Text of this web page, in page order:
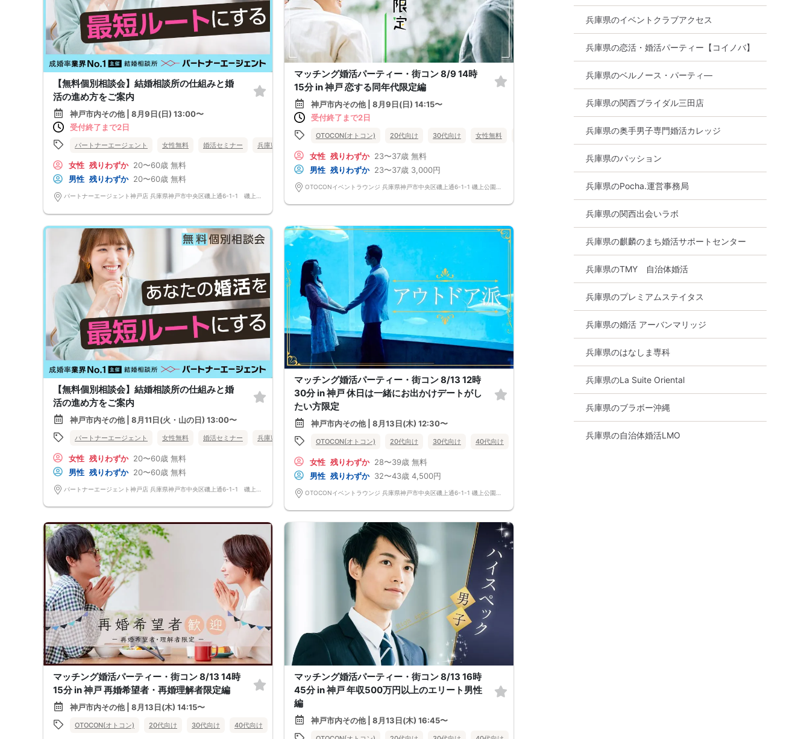
【無料個別相談会】結婚相談所の仕組みと婚
活の進め方をご案内
神戸市内その他 | 8月9日(日) 13:00〜
受付終了まで2日
パートナーエージェント 女性無料 婚活セミナー 兵庫県
女性 残りわずか 20〜60歳 無料
男性 残りわずか 20〜60歳 無料
マッチング婚活パーティー・街コン 8/9 14時
15分 in 神戸 恋する同年代限定編
神戸市内その他 | 8月9日(日) 14:15〜
受付終了まで2日
OTOCON(オトコン) 20代向け 30代向け 女性無料 神戸市内その他
女性 残りわずか 23〜37歳 無料
男性 残りわずか 23〜37歳 3,000円
【無料個別相談会】結婚相談所の仕組みと婚
活の進め方をご案内
神戸市内その他 | 8月11日(火・山の日) 13:00〜
パートナーエージェント 女性無料 婚活セミナー 兵庫県 神戸市内その他
女性 残りわずか 20〜60歳 無料
男性 残りわずか 20〜60歳 無料
マッチング婚活パーティー・街コン 8/13 12時
30分 in 神戸 休日は一緒にお出かけデートがし
たい方限定
神戸市内その他 | 8月13日(木) 12:30〜
OTOCON(オトコン) 20代向け 30代向け 40代向け 神戸市内その他
女性 残りわずか 28〜39歳 無料
男性 残りわずか 32〜43歳 4,500円
マッチング婚活パーティー・街コン 8/13 14時
15分 in 神戸 再婚希望者・再婚理解者限定編
神戸市内その他 | 8月13日(木) 14:15〜
OTOCON(オトコン) 20代向け 30代向け 40代向け 50代向け 女性無料 兵庫県 神戸市内その他
マッチング婚活パーティー・街コン 8/13 16時
45分 in 神戸 年収500万円以上のエリート男性
編
神戸市内その他 | 8月13日(木) 16:45〜
兵庫県のイベントクラブアクセス
兵庫県の恋活・婚活パーティー【コイノバ】
兵庫県のベルノース・パーティ―
兵庫県の関西ブライダル三田店
兵庫県の奥手男子専門婚活カレッジ
兵庫県のパッション
兵庫県のPocha.運営事務局
兵庫県の関西出会いラボ
兵庫県の麒麟のまち婚活サポートセンター
兵庫県のTMY 自治体婚活
兵庫県のプレミアムステイタス
兵庫県の婚活 アーバンマリッジ
兵庫県のはなしま専科
兵庫県のLa Suite Oriental
兵庫県のブラボー沖縄
兵庫県の自治体婚活LMO